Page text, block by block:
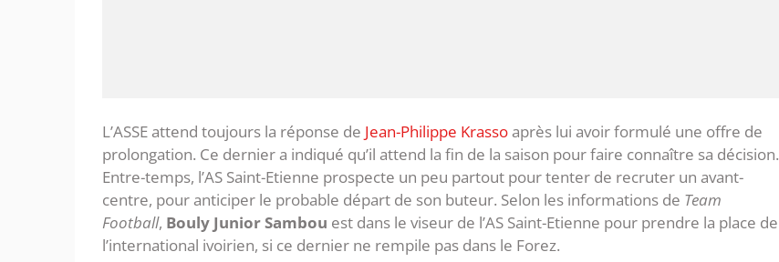
L’ASSE attend toujours la réponse de Jean-Philippe Krassoaprès lui avoir formulé une offre de
prolongation. Ce dernier a indiqué qu’il attend la fin de la saison pour faire connaître sa décision.
Entre-temps, l’AS Saint-Etienne prospecte un peu partout pour tenter de recruter un avant-
centre, pour anticiper le probable départ de son buteur. Selon les informations de Team
Football, Bouly Junior Sambou est dans le viseur de l’AS Saint-Etienne pour prendre la place de
l’international ivoirien, si ce dernier ne rempile pas dans le Forez.